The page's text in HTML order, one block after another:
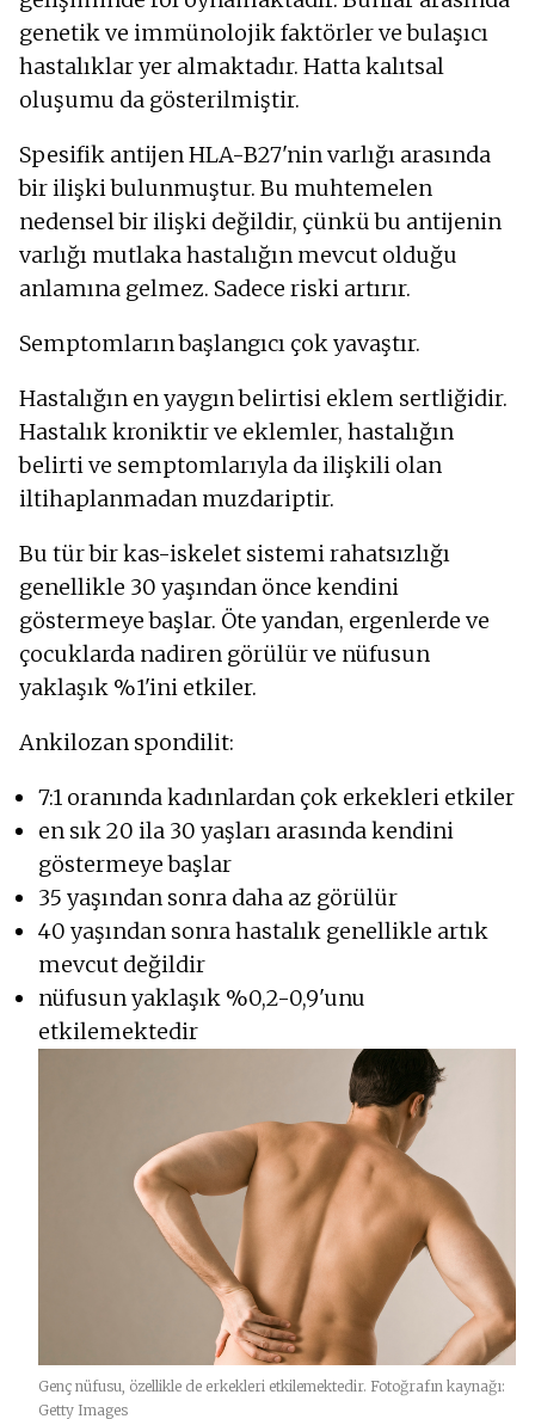
genetik ve immünolojik faktörler ve bulaşıcı
hastalıklar yer almaktadır. Hatta kalıtsal
oluşumu da gösterilmiştir.
Spesifik antijen HLA-B27'nin varlığı arasında
bir ilişki bulunmuştur. Bu muhtemelen
nedensel bir ilişki değildir, çünkü bu antijenin
varlığı mutlaka hastalığın mevcut olduğu
anlamına gelmez. Sadece riski artırır.
Semptomların başlangıcı çok yavaştır.
Hastalığın en yaygın belirtisi eklem sertliğidir.
Hastalık kroniktir ve eklemler, hastalığın
belirti ve semptomlarıyla da ilişkili olan
iltihaplanmadan muzdariptir.
Bu tür bir kas-iskelet sistemi rahatsızlığı
genellikle 30 yaşından önce kendini
göstermeye başlar. Öte yandan, ergenlerde ve
çocuklarda nadiren görülür ve nüfusun
yaklaşık %1'ini etkiler.
Ankilozan spondilit:
7:1 oranında kadınlardan çok erkekleri etkiler
en sık 20 ila 30 yaşları arasında kendini
göstermeye başlar
35 yaşından sonra daha az görülür
40 yaşından sonra hastalık genellikle artık
mevcut değildir
nüfusun yaklaşık %0,2-0,9'unu
etkilemektedir
Genç nüfusu, özellikle de erkekleri etkilemektedir. Fotoğrafın kaynağı:
Getty Images